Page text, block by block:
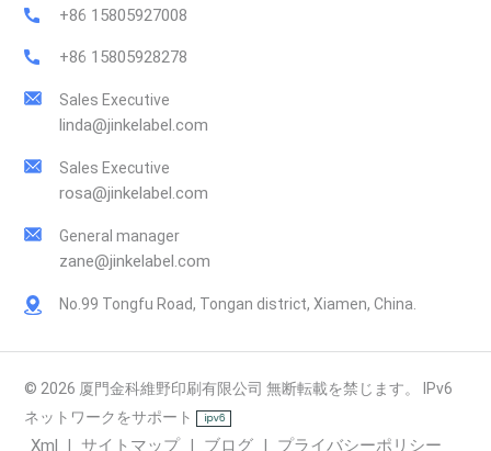
は、お気軽にお問い合わせください。
+86 15805927008
+86 15805928278
Sales Executive
linda@jinkelabel.com
Sales Executive
rosa@jinkelabel.com
General manager
zane@jinkelabel.com
No.99 Tongfu Road, Tongan district, Xiamen, China.
© 2026 厦門金科維野印刷有限公司 無断転載を禁じます。 IPv6
ネットワークをサポート
Xml サイトマップ ブログ プライバシーポリシー